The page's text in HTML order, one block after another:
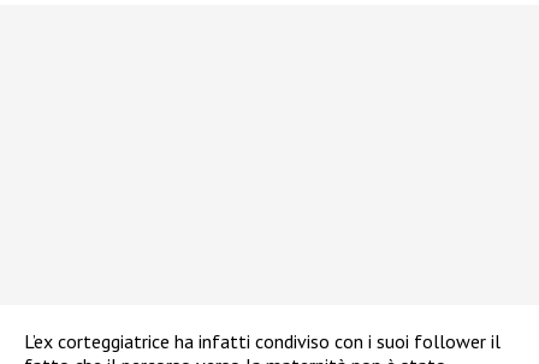
L’ex corteggiatrice ha infatti condiviso con i suoi follower il